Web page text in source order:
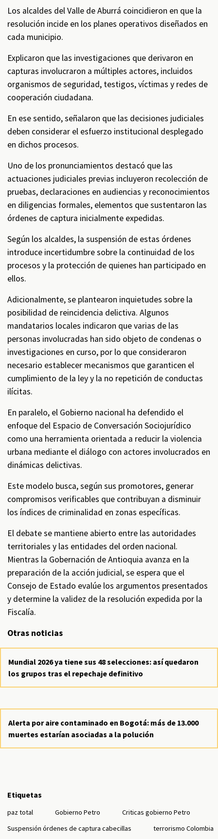
Los alcaldes del Valle de Aburrá coincidieron en que la
resolución incide en los planes operativos diseñados en
cada municipio.
Explicaron que las investigaciones que derivaron en
capturas involucraron a múltiples actores, incluidos
organismos de seguridad, testigos, víctimas y redes de
cooperación ciudadana.
En ese sentido, señalaron que las decisiones judiciales
deben considerar el esfuerzo institucional desplegado
en dichos procesos.
Uno de los pronunciamientos destacó que las
actuaciones judiciales previas incluyeron recolección de
pruebas, declaraciones en audiencias y reconocimientos
en diligencias formales, elementos que sustentaron las
órdenes de captura inicialmente expedidas.
Según los alcaldes, la suspensión de estas órdenes
introduce incertidumbre sobre la continuidad de los
procesos y la protección de quienes han participado en
ellos.
Adicionalmente, se plantearon inquietudes sobre la
posibilidad de reincidencia delictiva. Algunos
mandatarios locales indicaron que varias de las
personas involucradas han sido objeto de condenas o
investigaciones en curso, por lo que consideraron
necesario establecer mecanismos que garanticen el
cumplimiento de la ley y la no repetición de conductas
ilícitas.
En paralelo, el Gobierno nacional ha defendido el
enfoque del Espacio de Conversación Sociojurídico
como una herramienta orientada a reducir la violencia
urbana mediante el diálogo con actores involucrados en
dinámicas delictivas.
Este modelo busca, según sus promotores, generar
compromisos verificables que contribuyan a disminuir
los índices de criminalidad en zonas específicas.
El debate se mantiene abierto entre las autoridades
territoriales y las entidades del orden nacional.
Mientras la Gobernación de Antioquia avanza en la
preparación de la acción judicial, se espera que el
Consejo de Estado evalúe los argumentos presentados
y determine la validez de la resolución expedida por la
Fiscalía.
Otras noticias
Mundial 2026 ya tiene sus 48 selecciones: así quedaron
los grupos tras el repechaje definitivo
Alerta por aire contaminado en Bogotá: más de 13.000
muertes estarían asociadas a la polución
Etiquetas
paz total Gobierno Petro
Criticas gobierno Petro
Suspensión órdenes de captura cabecillas
terrorismo Colombia